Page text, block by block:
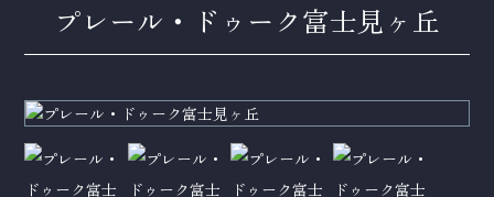
プレール・ドゥーク富士見ヶ丘